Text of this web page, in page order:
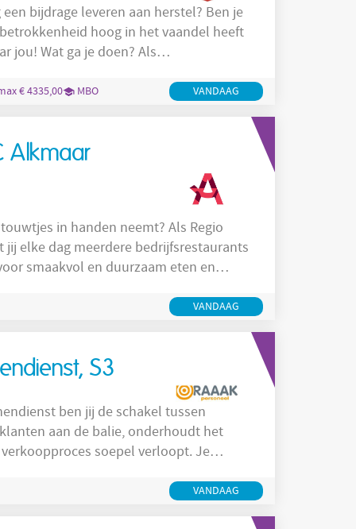
bijdrage leveren aan herstel? Ben je
hoog in het vaandel heeft
jou! Wat ga je doen? Als
zorgvragen op meerdere
€ 4335,00 MBO VANDAAG
Alkmaar
in handen neemt? Als Regio
elke dag meerdere bedrijfsrestaurants
de touwtjes in handen neemt op
VANDAAG
S3
aan de balie, onderhoudt het
soepel verloopt. Je
offertes en orders, voorraadbeheer
VANDAAG